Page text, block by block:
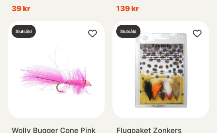
39 kr
139 kr
Slutsåld
Wolly Bugger Cone Pink
Slutsåld
Flugpaket Zonkers